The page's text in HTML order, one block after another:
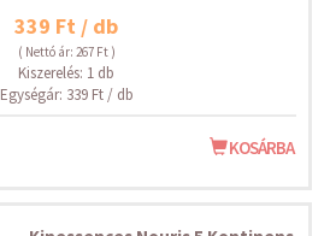
339 Ft / db
( Nettó ár: 267 Ft )
Kiszerelés: 1 db
Egységár: 339 Ft / db
KOSÁRBA